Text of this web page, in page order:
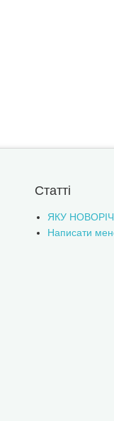
Статті
ЯКУ
Написати